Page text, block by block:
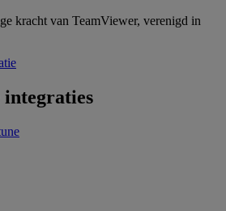
kracht van TeamViewer, verenigd in